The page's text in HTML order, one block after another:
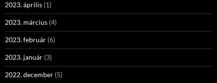
2023. április (1)
2023. március (4)
2023. február (6)
2023. január (3)
2022. december (5)